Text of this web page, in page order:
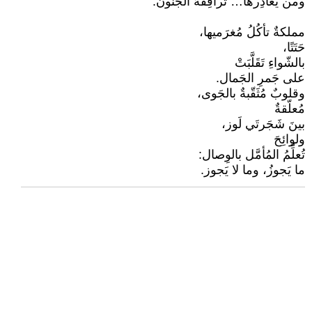
مملكةٌ تأكُلُ مُغرَميها،
حَتَتًا،
بالشّواءِ تَقَلَّبَتْ
على جَمرِ الجَمال.
وقلوبٌ مُثَقّبةٌ بالجَوى،
مُعلّقةٌ
بينَ شَجَرتَي لَوز،
ولوائِحَ
تُعلِّمُ المُأمَّل بالوِصال:
ما يَجوزُ، وما لا يَجوز.